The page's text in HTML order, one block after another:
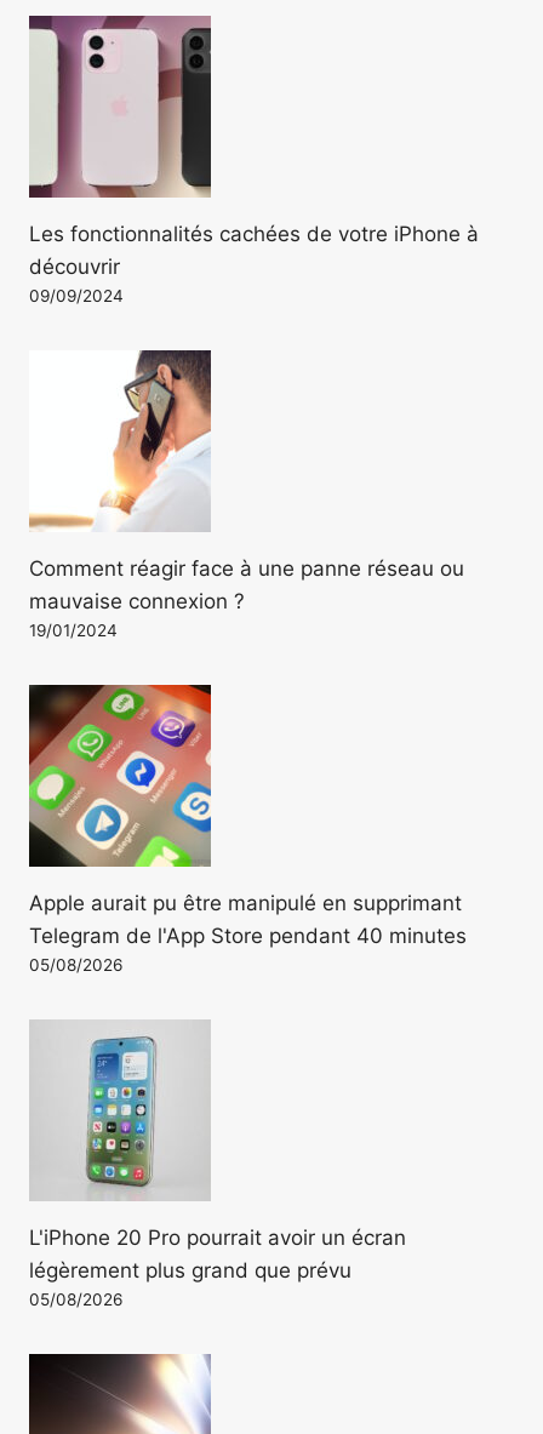
Les fonctionnalités cachées de votre iPhone à
découvrir
09/09/2024
Comment réagir face à une panne réseau ou
mauvaise connexion ?
19/01/2024
Apple aurait pu être manipulé en supprimant
Telegram de l'App Store pendant 40 minutes
05/08/2026
L'iPhone 20 Pro pourrait avoir un écran
légèrement plus grand que prévu
05/08/2026